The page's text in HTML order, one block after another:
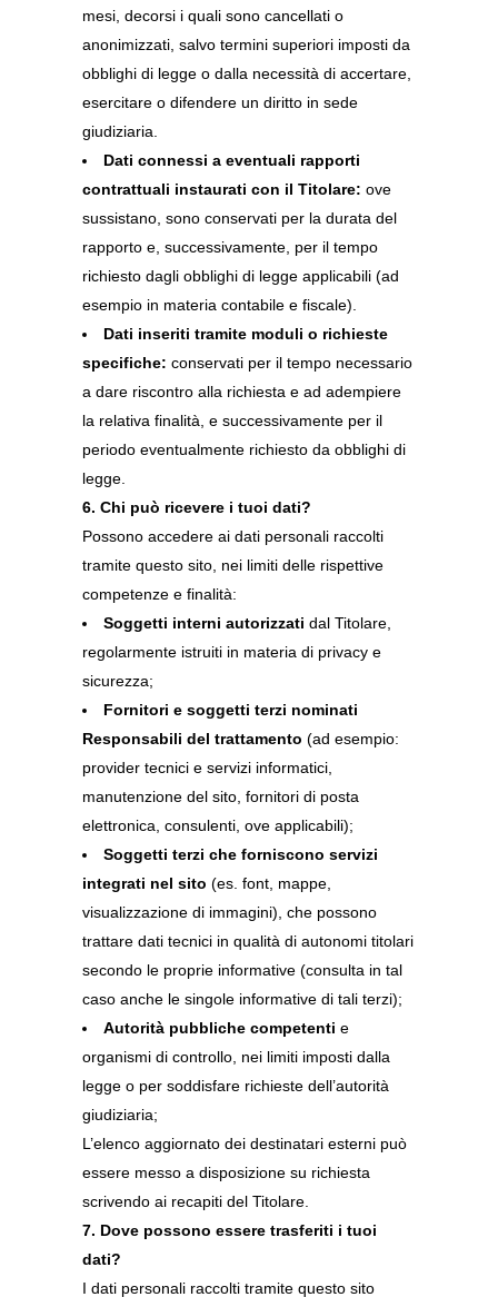
mesi, decorsi i quali sono cancellati o
anonimizzati, salvo termini superiori imposti da
obblighi di legge o dalla necessità di accertare,
esercitare o difendere un diritto in sede
giudiziaria.
Dati connessi a eventuali rapporti
contrattuali instaurati con il Titolare: ove
sussistano, sono conservati per la durata del
rapporto e, successivamente, per il tempo
richiesto dagli obblighi di legge applicabili (ad
esempio in materia contabile e fiscale).
Dati inseriti tramite moduli o richieste
specifiche: conservati per il tempo necessario
a dare riscontro alla richiesta e ad adempiere
la relativa finalità, e successivamente per il
periodo eventualmente richiesto da obblighi di
legge.
6. Chi può ricevere i tuoi dati?
Possono accedere ai dati personali raccolti
tramite questo sito, nei limiti delle rispettive
competenze e finalità:
Soggetti interni autorizzati dal Titolare,
regolarmente istruiti in materia di privacy e
sicurezza;
Fornitori e soggetti terzi nominati
Responsabili del trattamento (ad esempio:
provider tecnici e servizi informatici,
manutenzione del sito, fornitori di posta
elettronica, consulenti, ove applicabili);
Soggetti terzi che forniscono servizi
integrati nel sito (es. font, mappe,
visualizzazione di immagini), che possono
trattare dati tecnici in qualità di autonomi titolari
secondo le proprie informative (consulta in tal
caso anche le singole informative di tali terzi);
Autorità pubbliche competenti e
organismi di controllo, nei limiti imposti dalla
legge o per soddisfare richieste dell’autorità
giudiziaria;
L’elenco aggiornato dei destinatari esterni può
essere messo a disposizione su richiesta
scrivendo ai recapiti del Titolare.
7. Dove possono essere trasferiti i tuoi
dati?
I dati personali raccolti tramite questo sito